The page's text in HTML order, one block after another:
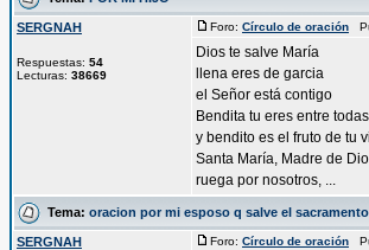
SERGNAH
Respuestas: 54
Lecturas: 38669
Foro: Círculo de oración
Dios te salve María
llena eres de garcia
el Señor está contigo
Bendita tu eres entre
y bendito es el fruto de tu
Santa María, Madre de
ruega por nosotros, ...
Tema: oracion por mi esposo q salve el
SERGNAH Foro: Círculo de oración